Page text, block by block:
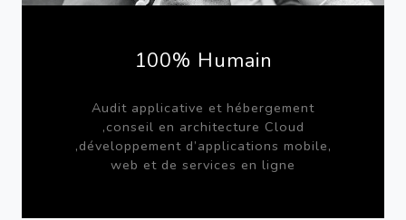
100% Humain
Audit applicative et hébergement
,conseil en architecture Cloud
,développement d’applications mobile,
web et de services en ligne